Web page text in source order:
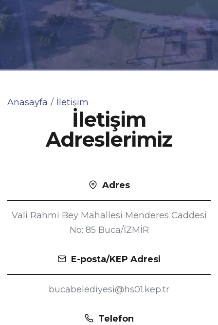
Anasayfa İletişim
İletişim
Adreslerimiz
Adres
Vali Rahmi Bey Mahallesi Menderes Caddesi
No: 85 Buca/İZMİR
E-posta/KEP Adresi
bucabelediyesi@hs01.kep.tr
Telefon